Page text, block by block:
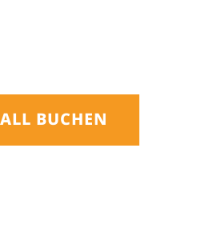
BUCHEN